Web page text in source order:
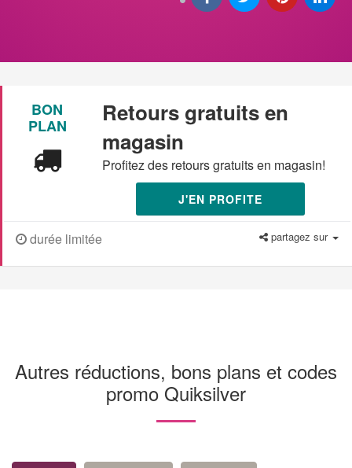
BON
PLAN
Retours gratuits en
magasin
Profitez des retours gratuits en magasin!
J'EN PROFITE
durée limitée partagez sur
Autres réductions, bons plans et codes
promo Quiksilver